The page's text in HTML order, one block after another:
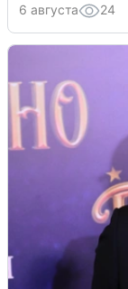
6 августа 24